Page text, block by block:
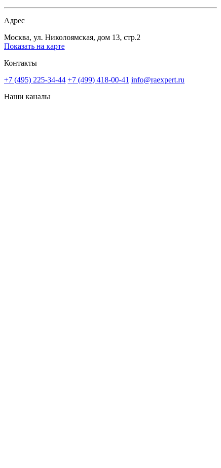
Адрес
Москва, ул. Николоямская, дом 13, стр.2
Показать на карте
Контакты
+7 (495) 225-34-44 +7 (499) 418-00-41 info@raexpert.ru
Наши каналы